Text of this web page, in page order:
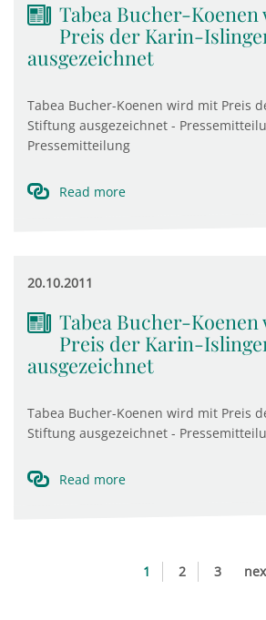
Tabea Bucher-
Preis der Karin-
ausgezeichnet
Tabea Bucher-Koenen wird mit Preis
Stiftung ausgezeichnet -
Pressemitteilung
Read more
20.10.2011
Tabea Bucher-
Preis der Karin-
ausgezeichnet
Tabea Bucher-Koenen wird mit Preis
Stiftung ausgezeichnet -
Read more
1 2 3